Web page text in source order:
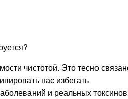
чистотой. Это тесно
нас избегать
и реальных